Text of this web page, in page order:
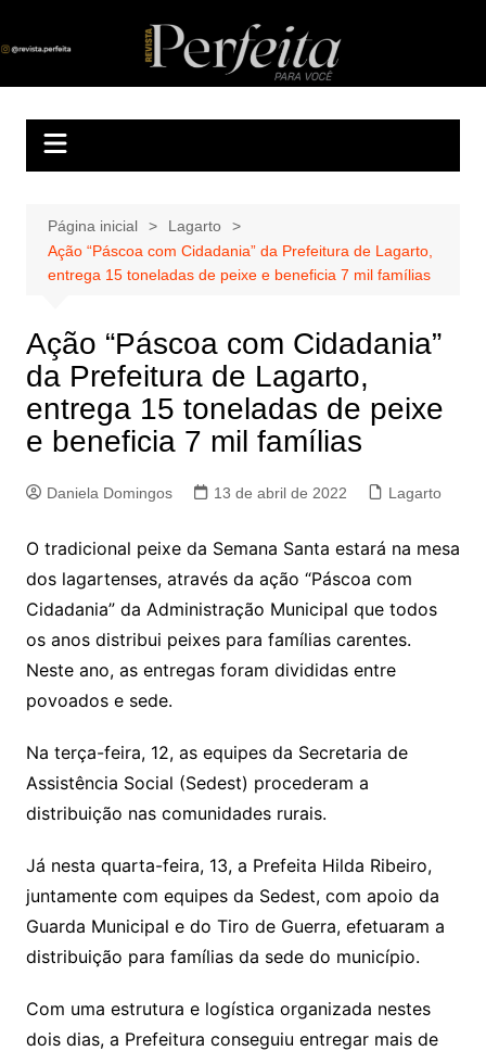
Revista Perfeita
A melhor revista eletrônica do interior de Sergipe
Página inicial
Lagarto
Ação “Páscoa com Cidadania” da Prefeitura de Lagarto,
entrega 15 toneladas de peixe e beneficia 7 mil famílias
Ação “Páscoa com Cidadania”
da Prefeitura de Lagarto,
entrega 15 toneladas de peixe
e beneficia 7 mil famílias
Daniela Domingos 13 de abril de 2022 Lagarto
O tradicional peixe da Semana Santa estará na mesa
dos lagartenses, através da ação “Páscoa com
Cidadania” da Administração Municipal que todos
os anos distribui peixes para famílias carentes.
Neste ano, as entregas foram divididas entre
povoados e sede.
Na terça-feira, 12, as equipes da Secretaria de
Assistência Social (Sedest) procederam a
distribuição nas comunidades rurais.
Já nesta quarta-feira, 13, a Prefeita Hilda Ribeiro,
juntamente com equipes da Sedest, com apoio da
Guarda Municipal e do Tiro de Guerra, efetuaram a
distribuição para famílias da sede do município.
Com uma estrutura e logística organizada nestes
dois dias, a Prefeitura conseguiu entregar mais de